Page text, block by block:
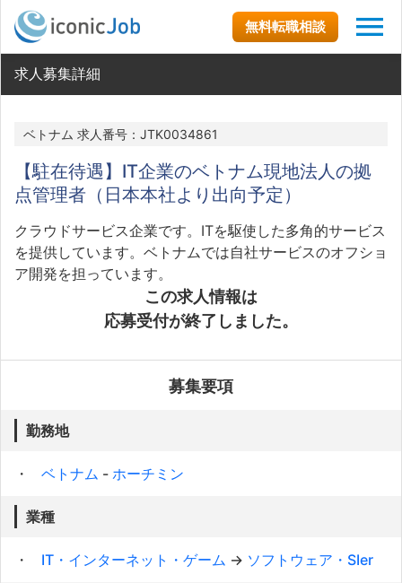
無料転職相談
求人募集詳細
ベトナム 求人番号：JTK0034861
【駐在待遇】IT企業のベトナム現地法人の拠
点管理者（日本本社より出向予定）
クラウドサービス企業です。ITを駆使した多角的サービス
を提供しています。ベトナムでは自社サービスのオフショ
ア開発を担っています。
この求人情報は
応募受付が終了しました。
募集要項
勤務地
ベトナム - ホーチミン
業種
IT・インターネット・ゲーム → ソフトウェア・SIer